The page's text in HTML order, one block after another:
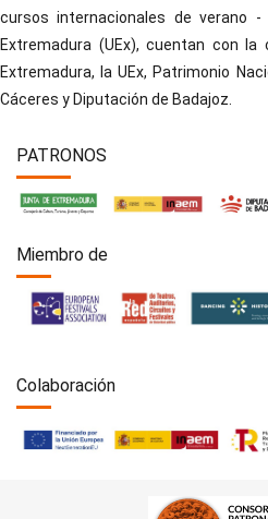
cursos internacionales de verano
Extremadura (UEx), cuentan con
Extremadura, la UEx, Patrimonio
Cáceres y Diputación de Badajoz.
PATRONOS
Miembro de
Colaboración